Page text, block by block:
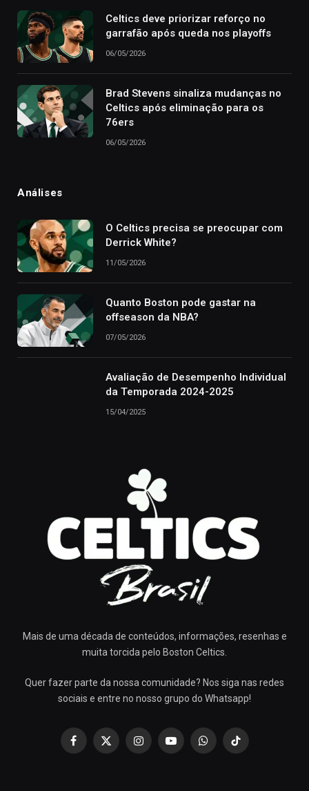
Celtics deve priorizar reforço no
garrafão após queda nos playoffs
06/05/2026
Brad Stevens sinaliza mudanças no
Celtics após eliminação para os
76ers
06/05/2026
Análises
O Celtics precisa se preocupar com
Derrick White?
11/05/2026
Quanto Boston pode gastar na
offseason da NBA?
07/05/2026
Avaliação de Desempenho Individual
da Temporada 2024-2025
15/04/2025
Mais de uma década de conteúdos, informações, resenhas e
muita torcida pelo Boston Celtics.
Quer fazer parte da nossa comunidade? Nos siga nas redes
sociais e entre no nosso grupo do Whatsapp!
Facebook
X
InstagramYouTubeWhatsAppTikTok